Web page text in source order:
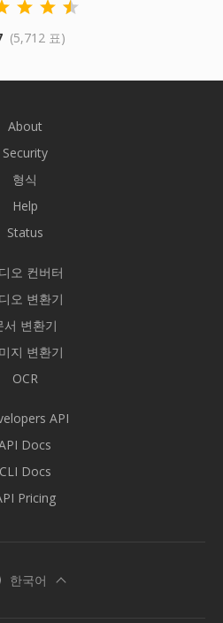
(5,712 표)
About
Security
형식
Help
Status
오 컨버터
오 변환기
서 변환기
지 변환기
OCR
API
Docs
CLI Docs
Pricing
한국어